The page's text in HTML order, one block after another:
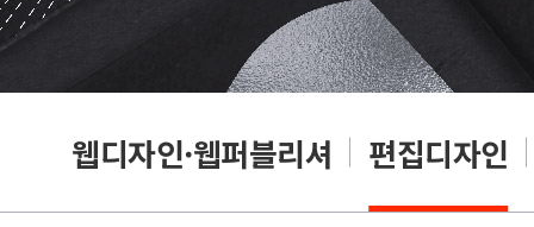
웹디자인·웹퍼블리셔 편집디자인